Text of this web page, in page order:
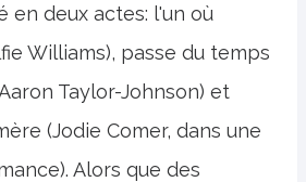
en deux actes: l'un où
Williams), passe du temps
Taylor-Johnson) et
(Jodie Comer, dans une
Alors que des